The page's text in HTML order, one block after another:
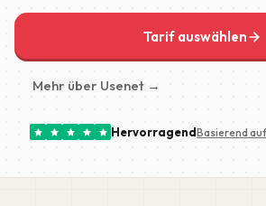
Tarif auswählen
Mehr über Usenet →
HervorragendBasierend